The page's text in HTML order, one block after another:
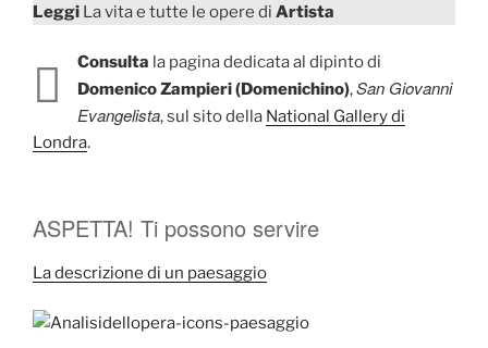
Leggi La vita e tutte le opere di Artista
Consulta la pagina dedicata al dipinto di
Domenico Zampieri (Domenichino),San Giovanni
Evangelista, sul sito della National Gallery di
Londra.
ASPETTA! Ti possono servire
La descrizione di un paesaggio